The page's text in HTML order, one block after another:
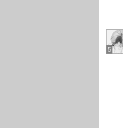
5